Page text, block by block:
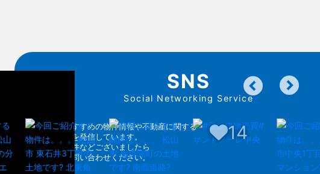
14
SNS
Social Networking Service
各SNSでおすすめの物件情報や不動産に関する
お得な情報を発信しています。
気になる物件などございましたら
お気軽にお問い合わせください。